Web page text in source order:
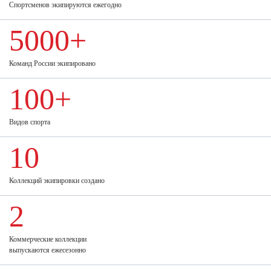
Спортсменов экипируются ежегодно
5000+
Команд России экипировано
100+
Видов спорта
10
Коллекций экипировки создано
2
Коммерческие коллекции
выпускаются ежесезонно